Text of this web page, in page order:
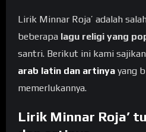
Lirik Minnar Roja’ adalah
beberapa lagu religi yang
santri. Berikut ini kami sajikan
arab latin dan artinya yang
memerlukannya.
Lirik Minnar Roja’